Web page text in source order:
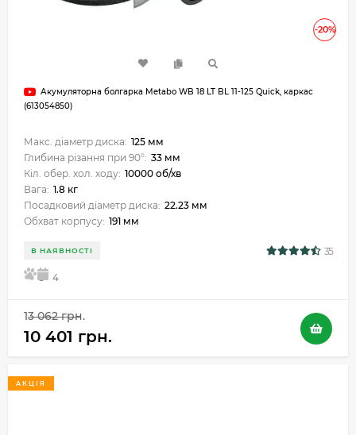
-20%
Акумуляторна болгарка Metabo WB 18 LT BL 11-125 Quick, каркас
(613054850)
Макс. діаметр диска: 125 мм
Глибина різання при 90°: 33 мм
Кіл. обер. хол. ходу: 10000 об/хв
Вага: 1.8 кг
Посадковий діаметр диска: 22.23 мм
Обхват корпусу: 191 мм
В НАЯВНОСТІ 35
5 4
13 062 грн.
10 401 грн.
АКЦІЯ